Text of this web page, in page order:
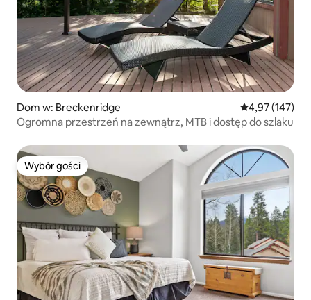
Dom w: Breckenridge Średnia
4,97 (147)
Ogromna przestrzeń na zewnątrz, MTB i dostęp do szlaku
Wybór gości
Wybór gości